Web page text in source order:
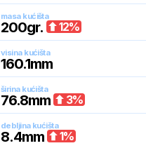
masa kućišta
200gr. 12%
visina kućišta
160.1mm
širina kućišta
76.8mm 3%
debljina kućišta
8.4mm 1%